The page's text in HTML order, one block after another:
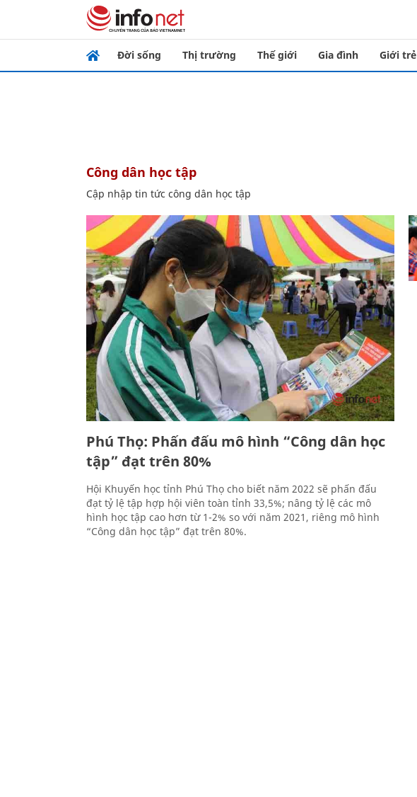
Đời sống Thị trường Thế giới Gia đình Giới trẻ
công dân học tập
Cập nhập tin tức công dân học tập
Phú Thọ: Phấn đấu mô hình “Công dân học
tập” đạt trên 80%
Hội Khuyến học tỉnh Phú Thọ cho biết năm 2022 sẽ phấn đấu
đạt tỷ lệ tập hợp hội viên toàn tỉnh 33,5%; nâng tỷ lệ các mô
hình học tập cao hơn từ 1-2% so với năm 2021, riêng mô hình
“Công dân học tập” đạt trên 80%.